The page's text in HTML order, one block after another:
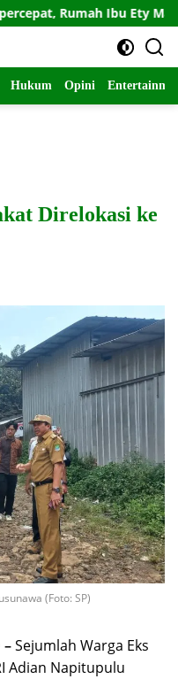
Ibu Ety Masuki Tahap
Hukum Opini
Direlokasi ke
(Foto: SP)
–Sejumlah Warga Eks
Adian Napitupulu